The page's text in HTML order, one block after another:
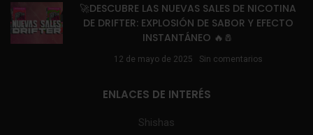
🚀DESCUBRE LAS NUEVAS SALES DE NICOTINA
DE DRIFTER: EXPLOSIÓN DE SABOR Y EFECTO
INSTANTÁNEO 🔥🧂
12 de mayo de 2025 Sin comentarios
ENLACES DE INTERÉS
Shishas